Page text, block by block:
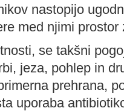
nastopijo
med njimi prostor
se takšni
jeza, pohlep in
prehrana,
uporaba